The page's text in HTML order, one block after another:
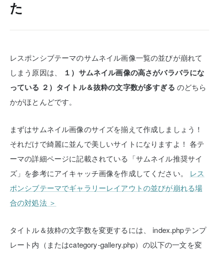
た
レスポンシブテーマのサムネイル画像一覧の並びが崩れて
しまう原因は、
１）サムネイル画像の高さがバラバラにな
っている ２）タイトル＆抜粋の文字数が多すぎる のどちら
かがほとんどです。
まずはサムネイル画像のサイズを揃えて作成しましょう！
それだけで綺麗に並んで美しいサイトになりますよ！ 各テ
ーマの詳細ページに記載されている「サムネイル推奨サイ
ズ」を参考にアイキャッチ画像を作成してください。
レス
ポンシブテーマでギャラリーレイアウトの並びが崩れる場
合の対処法 ＞
タイトル＆抜粋の文字数を変更するには、
index.phpテンプ
レート内（またはcategory-gallery.php）の以下の一文を変